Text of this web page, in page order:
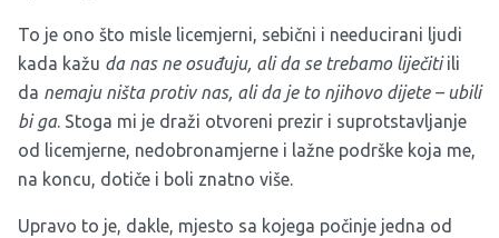
To je ono što misle licemjerni, sebični i needucirani ljudi
kada kažu da nas ne osuđuju, ali da se trebamo liječitiili
da nemaju ništa protiv nas, ali da je to njihovo dijete – ubili
bi ga. Stoga mi je draži otvoreni prezir i suprotstavljanje
od licemjerne, nedobronamjerne i lažne podrške koja me,
na koncu, dotiče i boli znatno više.
Upravo to je, dakle, mjesto sa kojega počinje jedna od